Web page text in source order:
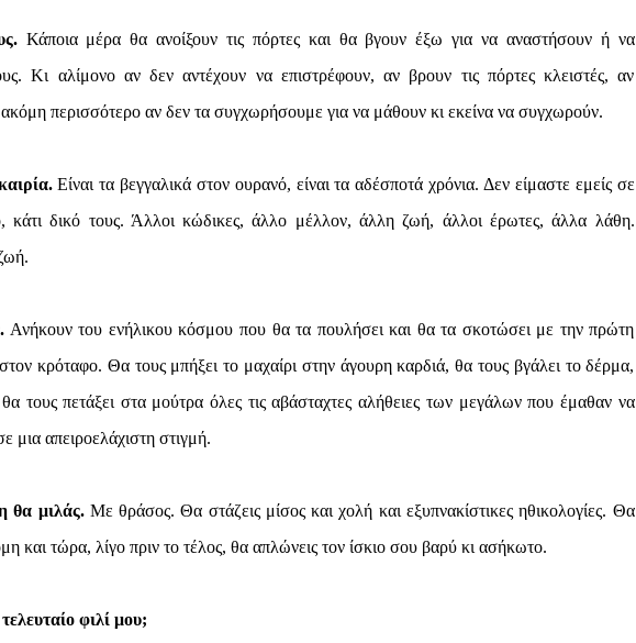
Κάποια μέρα θα ανοίξουν τις πόρτες και θα βγουν έξω για να αναστήσουν ή να
Κι αλίμονο αν δεν αντέχουν να επιστρέφουν, αν βρουν τις πόρτες κλειστές, αν
περισσότερο αν δεν τα συγχωρήσουμε για να μάθουν κι εκείνα να συγχωρούν.
Είναι τα βεγγαλικά στον ουρανό, είναι τα αδέσποτά χρόνια. Δεν είμαστε εμείς σε
κάτι δικό τους. Άλλοι κώδικες, άλλο μέλλον, άλλη ζωή, άλλοι έρωτες, άλλα λάθη.
Ανήκουν του ενήλικου κόσμου που θα τα πουλήσει και θα τα σκοτώσει με την πρώτη
κρόταφο. Θα τους μπήξει το μαχαίρι στην άγουρη καρδιά, θα τους βγάλει το δέρμα,
τους πετάξει στα μούτρα όλες τις αβάσταχτες αλήθειες των μεγάλων που έμαθαν να
μια απειροελάχιστη στιγμή.
θα μιλάς.Με θράσος. Θα στάζεις μίσος και χολή και εξυπνακίστικες ηθικολογίες. Θα
και τώρα, λίγο πριν το τέλος, θα απλώνεις τον ίσκιο σου βαρύ κι ασήκωτο.
φιλί μου;